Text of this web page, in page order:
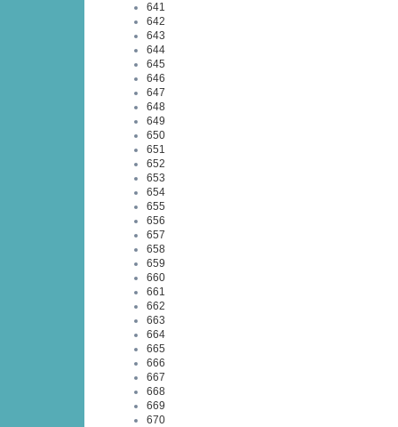
641
642
643
644
645
646
647
648
649
650
651
652
653
654
655
656
657
658
659
660
661
662
663
664
665
666
667
668
669
670